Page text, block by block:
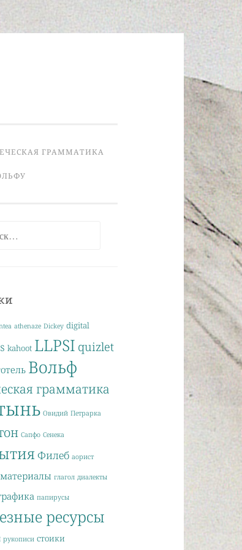
ГРАММАТИКА
athenaze Dickey digital
kahoot LLPSI quizlet
Вольф
грамматика
Овидий Петрарка
Сапфо Сенека
Филеб аорист
глагол диалекты
папирусы
ресурсы
рукописи стоики